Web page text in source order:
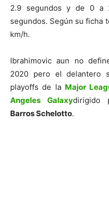
2.9 segundos y de 0 a
segundos. Según su ficha
km/h.
Ibrahimovic aun no
2020 pero el delantero
playoffs de la Major
Angeles Galaxydirigido
Barros Schelotto.